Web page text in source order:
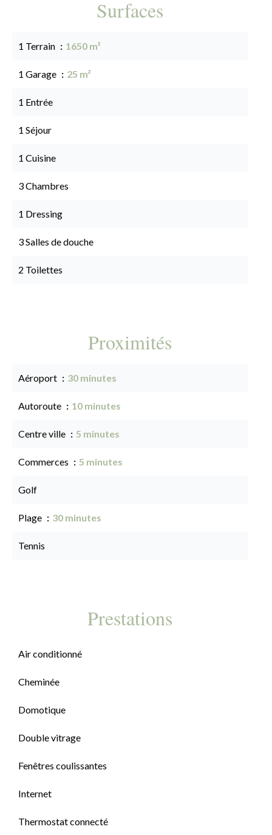
Surfaces
1 Terrain 1650 m²
1 Garage 25 m²
1 Entrée
1 Séjour
1 Cuisine
3 Chambres
1 Dressing
3 Salles de douche
2 Toilettes
Proximités
Aéroport 30 minutes
Autoroute 10 minutes
Centre ville 5 minutes
Commerces 5 minutes
Golf
Plage 30 minutes
Tennis
Prestations
Air conditionné
Cheminée
Domotique
Double vitrage
Fenêtres coulissantes
Internet
Thermostat connecté